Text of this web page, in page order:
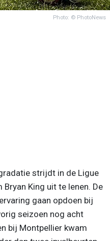
Photo: © PhotoNews
strijdt in de Ligue
King uit te lenen. De
gaan opdoen bij
seizoen nog acht
bij Montpellier kwam